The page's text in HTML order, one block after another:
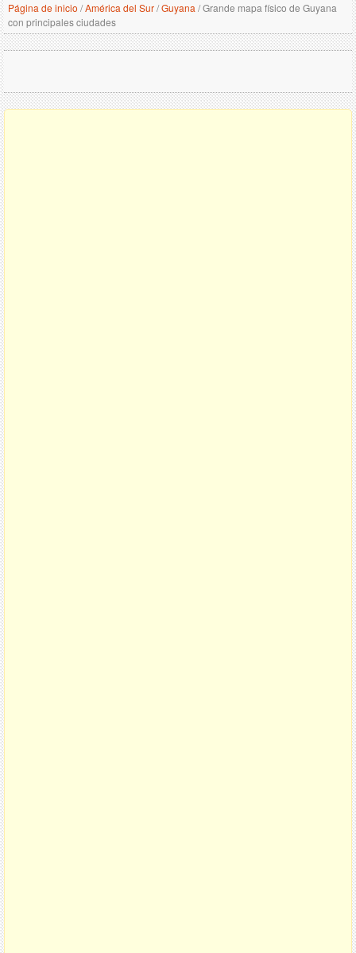
Página de inicio /América del Sur/Guyana /Grande mapa físico de Guyana
con principales ciudades